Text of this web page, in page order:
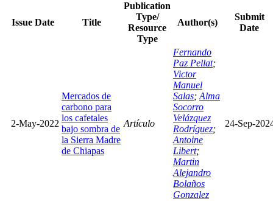
Issue Date Title
Publication
Type/
Resource
Type
Author(s)
Submit
Date
2-May-2022
Mercados de
carbono para
los cafetales
bajo sombra de
la Sierra Madre
de Chiapas
Artículo
Fernando
Paz Pellat;
Victor
Manuel
Salas;Alma
Socorro
Velázquez
Rodríguez;
Antoine
Libert;
Martin
Alejandro
Bolaños
Gonzalez
24-Sep-